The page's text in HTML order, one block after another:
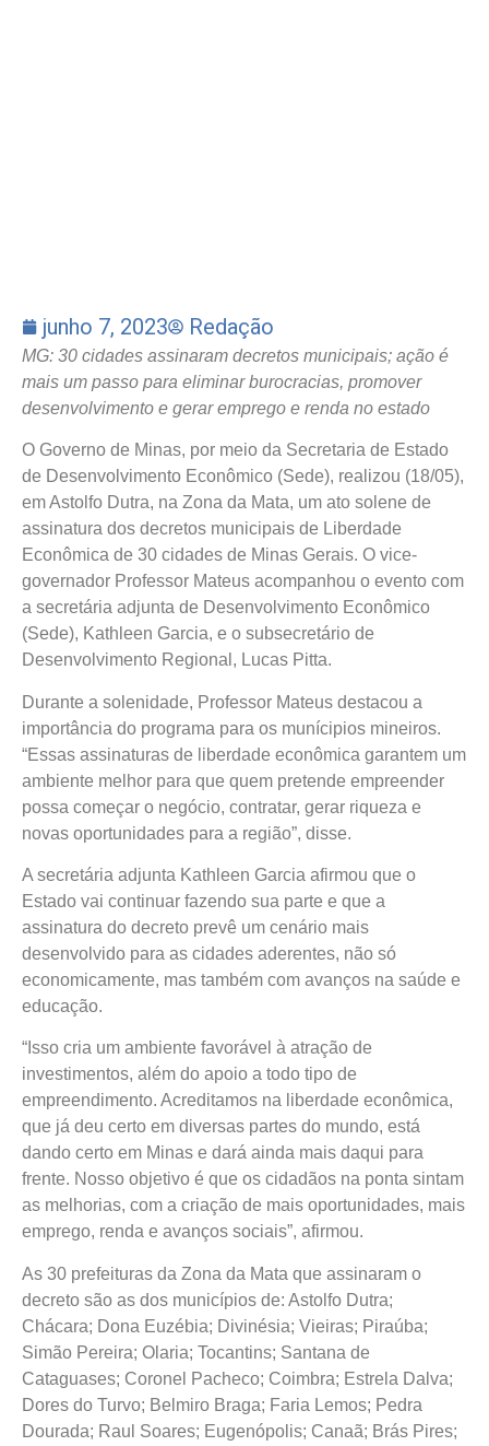
junho 7, 2023 Redação
MG: 30 cidades assinaram decretos municipais; ação é
mais um passo para eliminar burocracias, promover
desenvolvimento e gerar emprego e renda no estado
O Governo de Minas, por meio da Secretaria de Estado
de Desenvolvimento Econômico (Sede), realizou (18/05),
em Astolfo Dutra, na Zona da Mata, um ato solene de
assinatura dos decretos municipais de Liberdade
Econômica de 30 cidades de Minas Gerais. O vice-
governador Professor Mateus acompanhou o evento com
a secretária adjunta de Desenvolvimento Econômico
(Sede), Kathleen Garcia, e o subsecretário de
Desenvolvimento Regional, Lucas Pitta.
Durante a solenidade, Professor Mateus destacou a
importância do programa para os munícipios mineiros.
“Essas assinaturas de liberdade econômica garantem um
ambiente melhor para que quem pretende empreender
possa começar o negócio, contratar, gerar riqueza e
novas oportunidades para a região”, disse.
A secretária adjunta Kathleen Garcia afirmou que o
Estado vai continuar fazendo sua parte e que a
assinatura do decreto prevê um cenário mais
desenvolvido para as cidades aderentes, não só
economicamente, mas também com avanços na saúde e
educação.
“Isso cria um ambiente favorável à atração de
investimentos, além do apoio a todo tipo de
empreendimento. Acreditamos na liberdade econômica,
que já deu certo em diversas partes do mundo, está
dando certo em Minas e dará ainda mais daqui para
frente. Nosso objetivo é que os cidadãos na ponta sintam
as melhorias, com a criação de mais oportunidades, mais
emprego, renda e avanços sociais”, afirmou.
As 30 prefeituras da Zona da Mata que assinaram o
decreto são as dos municípios de: Astolfo Dutra;
Chácara; Dona Euzébia; Divinésia; Vieiras; Piraúba;
Simão Pereira; Olaria; Tocantins; Santana de
Cataguases; Coronel Pacheco; Coimbra; Estrela Dalva;
Dores do Turvo; Belmiro Braga; Faria Lemos; Pedra
Dourada; Raul Soares; Eugenópolis; Canaã; Brás Pires;